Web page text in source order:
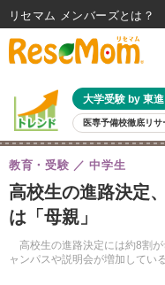
大学受験 by 東進
医専予備校徹底リサ
親子で考える大学選び 高校受
共通テスト 夏休み
8月開催イベント・WS 全国公
自由研究教材（小学生向け）
高校生の進路決定
は「母親」
高校生の進路決定には約8割
ャンパスや説明会が増加している
教育・受験 中学生
リセマム メンバーズ